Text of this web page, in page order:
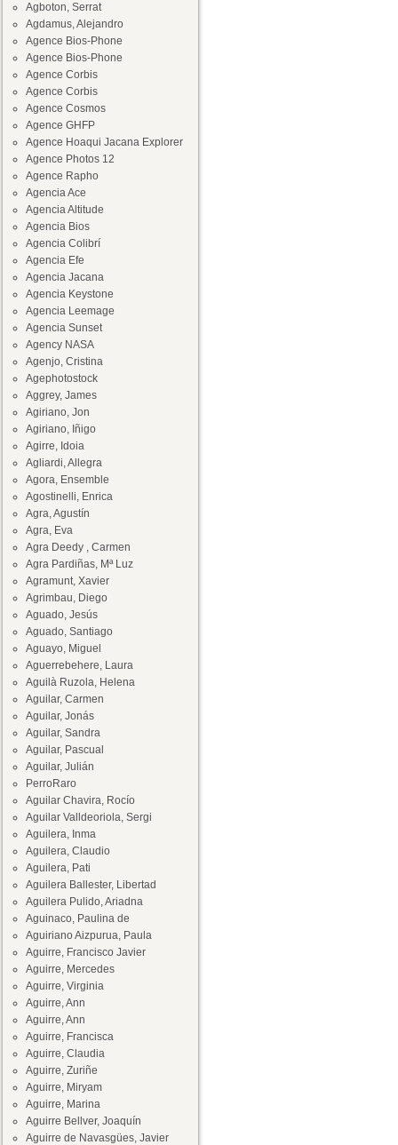
Agboton, Serrat
Agdamus, Alejandro
Agence Bios-Phone
Agence Bios-Phone
Agence Corbis
Agence Corbis
Agence Cosmos
Agence GHFP
Agence Hoaqui Jacana Explorer
Agence Photos 12
Agence Rapho
Agencia Ace
Agencia Altitude
Agencia Bios
Agencia Colibrí
Agencia Efe
Agencia Jacana
Agencia Keystone
Agencia Leemage
Agencia Sunset
Agency NASA
Agenjo, Cristina
Agephotostock
Aggrey, James
Agiriano, Jon
Agiriano, Iñigo
Agirre, Idoia
Agliardi, Allegra
Agora, Ensemble
Agostinelli, Enrica
Agra, Agustín
Agra, Eva
Agra Deedy , Carmen
Agra Pardiñas, Mª Luz
Agramunt, Xavier
Agrimbau, Diego
Aguado, Jesús
Aguado, Santiago
Aguayo, Miguel
Aguerrebehere, Laura
Aguilà Ruzola, Helena
Aguilar, Carmen
Aguilar, Jonás
Aguilar, Sandra
Aguilar, Pascual
Aguilar, Julián
PerroRaro
Aguilar Chavira, Rocío
Aguilar Valldeoriola, Sergi
Aguilera, Inma
Aguilera, Claudio
Aguilera, Pati
Aguilera Ballester, Libertad
Aguilera Pulido, Ariadna
Aguinaco, Paulina de
Aguiriano Aizpurua, Paula
Aguirre, Francisco Javier
Aguirre, Mercedes
Aguirre, Virginia
Aguirre, Ann
Aguirre, Ann
Aguirre, Francisca
Aguirre, Claudia
Aguirre, Zuriñe
Aguirre, Miryam
Aguirre, Marina
Aguirre Bellver, Joaquín
Aguirre de Navasgües, Javier